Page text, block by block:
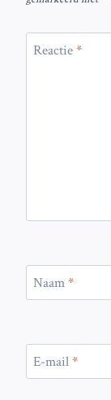
Reactie*
Naam*
E-mail*